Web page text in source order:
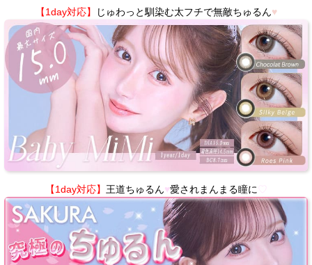
【1day対応】 じゅわっと馴染む太フチで無敵ちゅるん♥
【1day対応】 王道ちゅるん♥愛されまんまる瞳に